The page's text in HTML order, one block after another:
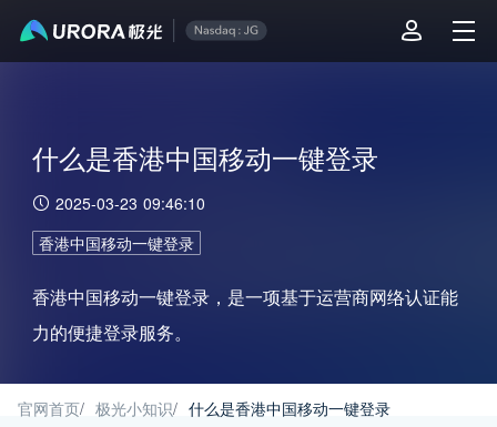
什么是香港中国移动一键登录
2025-03-23 09:46:10
香港中国移动一键登录
香港中国移动一键登录，是一项基于运营商网络认证能
力的便捷登录服务。
官网首页/ 极光小知识/ 什么是香港中国移动一键登录